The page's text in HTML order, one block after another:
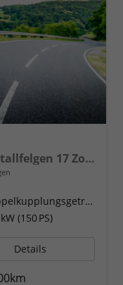
2.0 TDI 110 kW DSG, Leichtmetallfelgen 17 Zoll, Markise mit Schiene und Gehäuse links, 5 Sitze, Klima, Jahre Werksgarantie,
Doppelkupplungsgetriebe (DSG)
(150 PS)
Details